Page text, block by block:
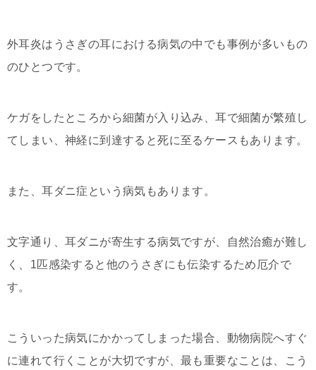
外耳炎はうさぎの耳における病気の中でも事例が多いもの
のひとつです。
ケガをしたところから細菌が入り込み、耳で細菌が繁殖し
てしまい、神経に到達すると死に至るケースもあります。
また、耳ダニ症という病気もあります。
文字通り、耳ダニが寄生する病気ですが、自然治癒が難し
く、1匹感染すると他のうさぎにも伝染するため厄介で
す。
こういった病気にかかってしまった場合、動物病院へすぐ
に連れて行くことが大切ですが、最も重要なことは、こう